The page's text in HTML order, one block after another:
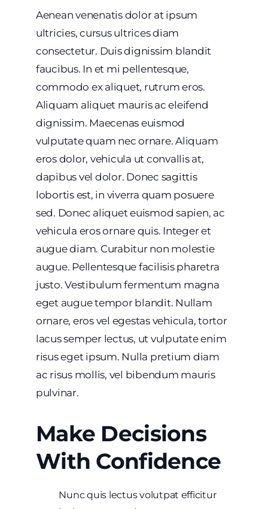
Aenean venenatis dolor at ipsum
ultricies, cursus ultrices diam
consectetur. Duis dignissim blandit
faucibus. In et mi pellentesque,
commodo ex aliquet, rutrum eros.
Aliquam aliquet mauris ac eleifend
dignissim. Maecenas euismod
vulputate quam nec ornare. Aliquam
eros dolor, vehicula ut convallis at,
dapibus vel dolor. Donec sagittis
lobortis est, in viverra quam posuere
sed. Donec aliquet euismod sapien, ac
vehicula eros ornare quis. Integer et
augue diam. Curabitur non molestie
augue. Pellentesque facilisis pharetra
justo. Vestibulum fermentum magna
eget augue tempor blandit. Nullam
ornare, eros vel egestas vehicula, tortor
lacus semper lectus, ut vulputate enim
risus eget ipsum. Nulla pretium diam
ac risus mollis, vel bibendum mauris
pulvinar.
Make Decisions
With Confidence
Nunc quis lectus volutpat efficitur